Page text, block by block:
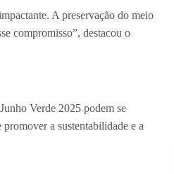
A preservação do meio
compromisso”, destacou o
Verde 2025 podem se
a sustentabilidade e a